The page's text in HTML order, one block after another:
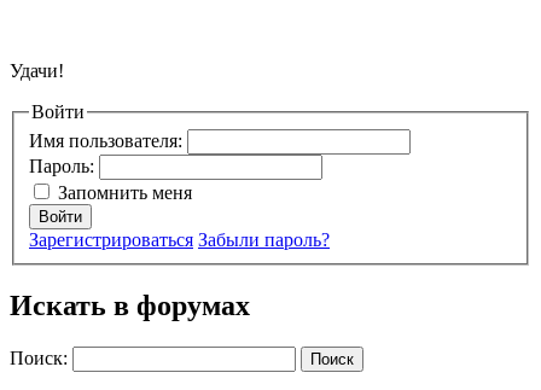
Удачи!
Войти
Имя пользователя:
Пароль:
Запомнить меня
Войти
Зарегистрироваться Забыли пароль?
Искать в форумах
Поиск: